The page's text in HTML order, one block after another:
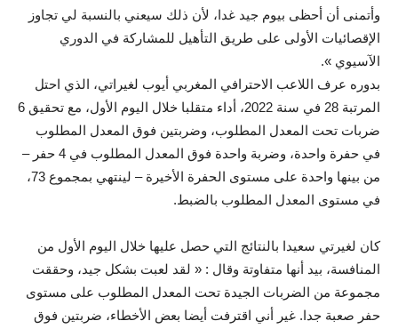
وأتمنى أن أحظى بيوم جيد غدا، لأن ذلك سيعني بالنسبة لي تجاوز
الإقصائيات الأولى على طريق التأهيل للمشاركة في الدوري
الآسيوي ».
بدوره عرف اللاعب الاحترافي المغربي أيوب لغيراتي، الذي احتل
المرتبة 28 في سنة 2022، أداء متقلبا خلال اليوم الأول، مع تحقيق 6
ضربات تحت المعدل المطلوب، وضربتين فوق المعدل المطلوب
في حفرة واحدة، وضربة واحدة فوق المعدل المطلوب في 4 حفر –
من بينها واحدة على مستوى الحفرة الأخيرة – لينتهي بمجموع 73،
في مستوى المعدل المطلوب بالضبط.
كان لغيرتي سعيدا بالنتائج التي حصل عليها خلال اليوم الأول من
المنافسة، بيد أنها متفاوتة وقال : « لقد لعبت بشكل جيد، وحققت
مجموعة من الضربات الجيدة تحت المعدل المطلوب على مستوى
حفر صعبة جدا. غير أني اقترفت أيضا بعض الأخطاء، ضربتين فوق